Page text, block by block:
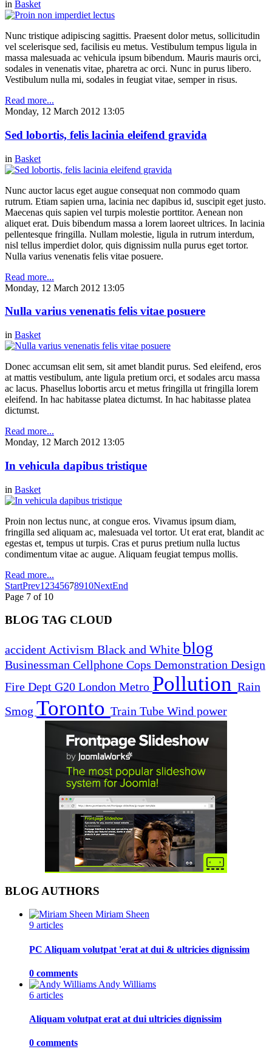
in Basket
Nunc tristique adipiscing sagittis. Praesent dolor metus, sollicitudin
vel scelerisque sed, facilisis eu metus. Vestibulum tempus ligula in
massa malesuada ac vehicula ipsum bibendum. Mauris mauris orci,
sodales in venenatis vitae, pharetra ac orci. Nunc in purus libero.
Vestibulum nulla mi, sodales in feugiat vitae, semper in risus.
Read more...
Monday, 12 March 2012 13:05
Sed lobortis, felis lacinia eleifend gravida
in Basket
Nunc auctor lacus eget augue consequat non commodo quam
rutrum. Etiam sapien urna, lacinia nec dapibus id, suscipit eget justo.
Maecenas quis sapien vel turpis molestie porttitor. Aenean non
aliquet erat. Duis bibendum massa a lorem laoreet ultrices. In lacinia
pellentesque fringilla. Nullam molestie, ligula in rutrum interdum,
nisl tellus imperdiet dolor, quis dignissim nulla purus eget tortor.
Nulla varius venenatis felis vitae posuere.
Read more...
Monday, 12 March 2012 13:05
Nulla varius venenatis felis vitae posuere
in Basket
Donec accumsan elit sem, sit amet blandit purus. Sed eleifend, eros
at mattis vestibulum, ante ligula pretium orci, et sodales arcu massa
ac lacus. Phasellus lobortis arcu et metus fringilla ut fringilla lorem
eleifend. In hac habitasse platea dictumst. In hac habitasse platea
dictumst.
Read more...
Monday, 12 March 2012 13:05
In vehicula dapibus tristique
in Basket
Proin non lectus nunc, at congue eros. Vivamus ipsum diam,
fringilla sed aliquam ac, malesuada vel tortor. Ut erat erat, blandit ac
egestas et, tempus ut turpis. Cras et purus pretium nulla luctus
condimentum vitae ac augue. Aliquam feugiat tempus mollis.
Read more...
StartPrev1 2345678910NextEnd
Page 7 of 10
BLOG TAG CLOUD
accident Activism Black and White blog
Businessman Cellphone Cops Demonstration Design
Fire Dept G20 London Metro Pollution Rain
Smog Toronto Train Tube Wind power
BLOG AUTHORS
Miriam Sheen
9 articles
PC Aliquam volutpat 'erat at dui & ultricies dignissim
0 comments
Andy Williams
6 articles
Aliquam volutpat erat at dui ultricies dignissim
0 comments